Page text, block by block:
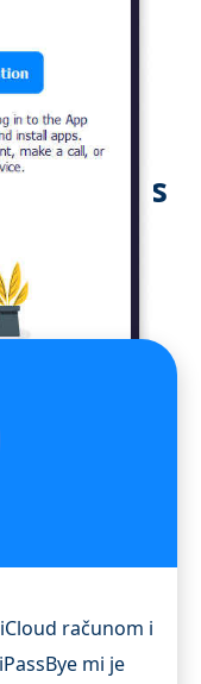
imyPass
računom i
mi je